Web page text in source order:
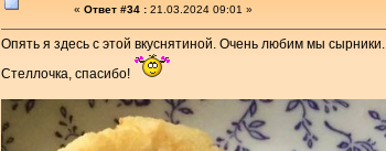
« Ответ #34 : 21.03.2024 09:01 »
Опять я здесь с этой вкуснятиной. Очень любим мы сырники.
Стеллочка, спасибо!